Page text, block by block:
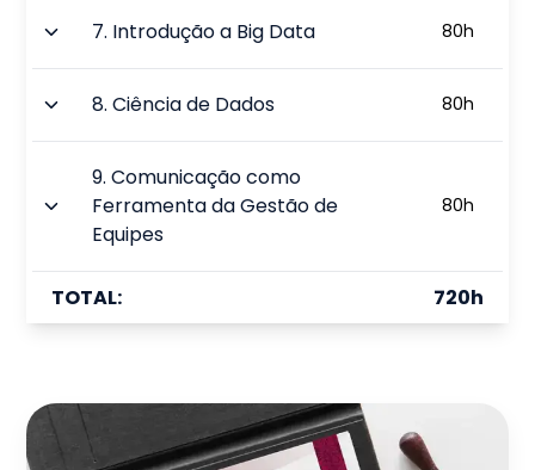
7. Introdução a Big Data 80h
8.Ciência de Dados 80h
9.Comunicação como
Ferramenta da Gestão de
Equipes
80h
TOTAL: 720h